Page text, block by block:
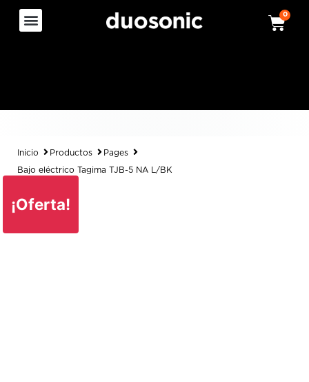
0
Inicio Productos Pages
Bajo eléctrico Tagima TJB-5 NA L/BK
¡Oferta!